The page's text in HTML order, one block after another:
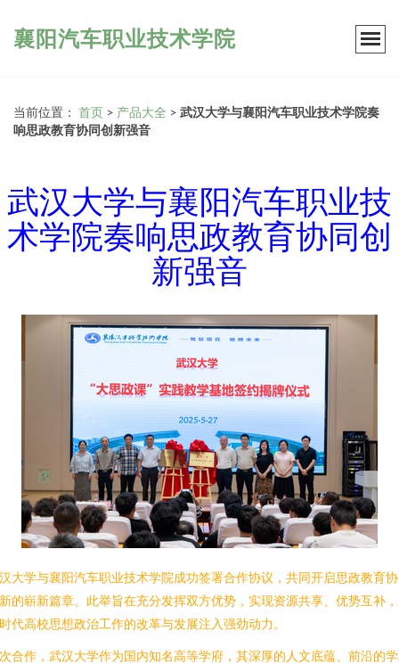
襄阳汽车职业技术学院
当前位置： 首页 > 产品大全 > 武汉大学与襄阳汽车职业技术学院奏
响思政教育协同创新强音
武汉大学与襄阳汽车职业技
术学院奏响思政教育协同创
新强音
大学与襄阳汽车职业技术学院成功签署合作协议，共同开启思政教育
的崭新篇章。此举旨在充分发挥双方优势，实现资源共享、优势互补
代高校思想政治工作的改革与发展注入强劲动力。
合作，武汉大学作为国内知名高等学府，其深厚的人文底蕴、前沿的